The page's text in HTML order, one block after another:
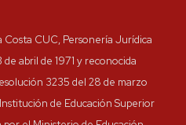
CUC, Personería Jurídica
abril de 1971 y reconocida
3235 del 28 de marzo
de Educación Superior